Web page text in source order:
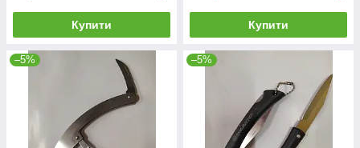
Купити Купити
–5% –5%